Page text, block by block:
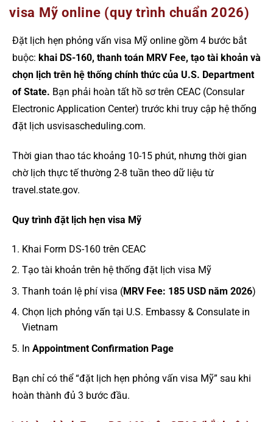
visa Mỹ online (quy trình chuẩn 2026)
Đặt lịch hẹn phỏng vấn visa Mỹ online gồm 4 bước bắt
buộc: khai DS-160, thanh toán MRV Fee, tạo tài khoản và
chọn lịch trên hệ thống chính thức của U.S. Department
of State. Bạn phải hoàn tất hồ sơ trên CEAC (Consular
Electronic Application Center) trước khi truy cập hệ thống
đặt lịch usvisascheduling.com.
Thời gian thao tác khoảng 10-15 phút, nhưng thời gian
chờ lịch thực tế thường 2-8 tuần theo dữ liệu từ
travel.state.gov.
Quy trình đặt lịch hẹn visa Mỹ
Khai Form DS-160 trên CEAC
Tạo tài khoản trên hệ thống đặt lịch visa Mỹ
Thanh toán lệ phí visa (MRV Fee: 185 USD năm 2026)
Chọn lịch phỏng vấn tại U.S. Embassy & Consulate in
Vietnam
In Appointment Confirmation Page
Bạn chỉ có thể “đặt lịch hẹn phỏng vấn visa Mỹ” sau khi
hoàn thành đủ 3 bước đầu.